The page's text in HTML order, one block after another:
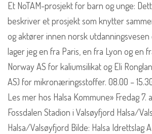
Et NoTAM-prosjekt for barn og unge:
beskriver et prosjekt som knytter
og aktører innen norsk utdanningsvesen
lager jeg en fra Paris, en fra Lyon og en
Norway AS for kaliumsilikat og Eli
AS) for mikronæringsstoffer. 08.00 –
Les mer hos Halsa Kommune» Fredag 7.
Fossdalen Stadion i Valsøyfjord Halsa/
Halsa/Valsøyfjord Bilde: Halsa Idrettslag